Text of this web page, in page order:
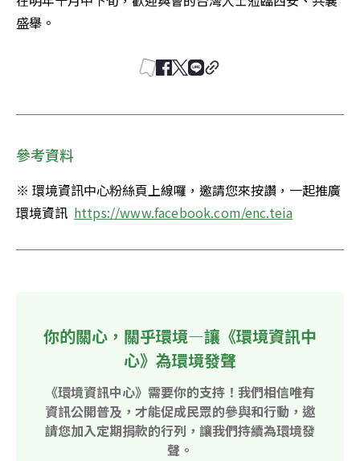
盛舉。
參考資料
※ 環境資訊中心粉絲頁上線囉，邀請您來按讚，一起推廣
環境資訊 https://www.facebook.com/enc.teia
你的關心，關乎環境—讓《環境資訊中
心》為環境發聲
《環境資訊中心》需要你的支持！我們相信唯有
資訊公開普及，才能促成民眾的參與和行動，邀
請您加入定期捐款的行列，讓我們持續為環境發
聲。